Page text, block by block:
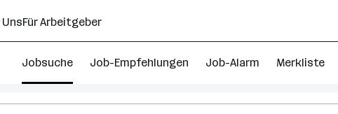
UnsFür Arbeitgeber
Jobsuche Job-Empfehlungen Job-Alarm Merkliste